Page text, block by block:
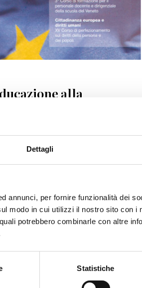
Dettagli
annunci, per fornire funzionalità dei
modo in cui utilizzi il nostro sito con i
potrebbero combinarle con altre
Statistiche
alla